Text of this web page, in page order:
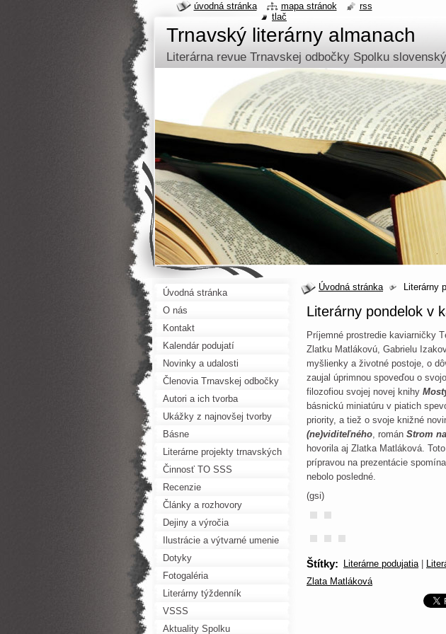
Trnavský literárny almanach
Literárna revue Trnavskej odbočky Spolku
Úvodná stránka Literárny
Literárny pondelok v
Príjemné prostredie kaviarničky
Zlatku Matlákovú, Gabrielu
myšlienky a životné postoje, o
zaujal úprimnou spoveďou o
filozofiou svojej novej knihy
básnickú miniatúru v piatich
priority, a tiež o svoje knižné
(ne)viditeľného, román Strom
hovorila aj Zlatka Matláková.
prípravou na prezentácie
nebolo posledné.
(gsi)
Štítky: Literárne podujatia
Zlata Matláková
Úvodná stránka
O nás
Kontakt
Kalendár podujatí
Novinky a udalosti
Členovia Trnavskej odbočky
SSS
Autori a ich tvorba
Ukážky z najnovšej tvorby
Básne
Literárne projekty trnavských
autorov
Činnosť TO SSS
Recenzie
Články a rozhovory
Dejiny a výročia
Ilustrácie a výtvarné umenie
Dotyky
Fotogaléria
Literárny týždenník
VSSS
Aktuality Spolku
úvodná stránka mapa stránok
rss
tlač